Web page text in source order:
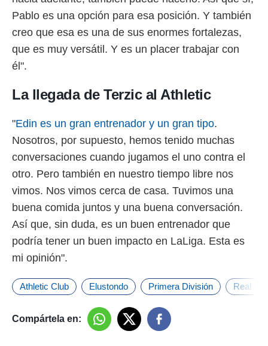
Pablo es una opción para esa posición. Y también
creo que esa es una de sus enormes fortalezas,
que es muy versátil. Y es un placer trabajar con
él".
La llegada de Terzic al Athletic
"Edin es un gran entrenador y un gran tipo.
Nosotros, por supuesto, hemos tenido muchas
conversaciones cuando jugamos el uno contra el
otro. Pero también en nuestro tiempo libre nos
vimos. Nos vimos cerca de casa. Tuvimos una
buena comida juntos y una buena conversación.
Así que, sin duda, es un buen entrenador que
podría tener un buen impacto en LaLiga. Esta es
mi opinión".
Athletic Club Elustondo Primera División Real
Compártela en: